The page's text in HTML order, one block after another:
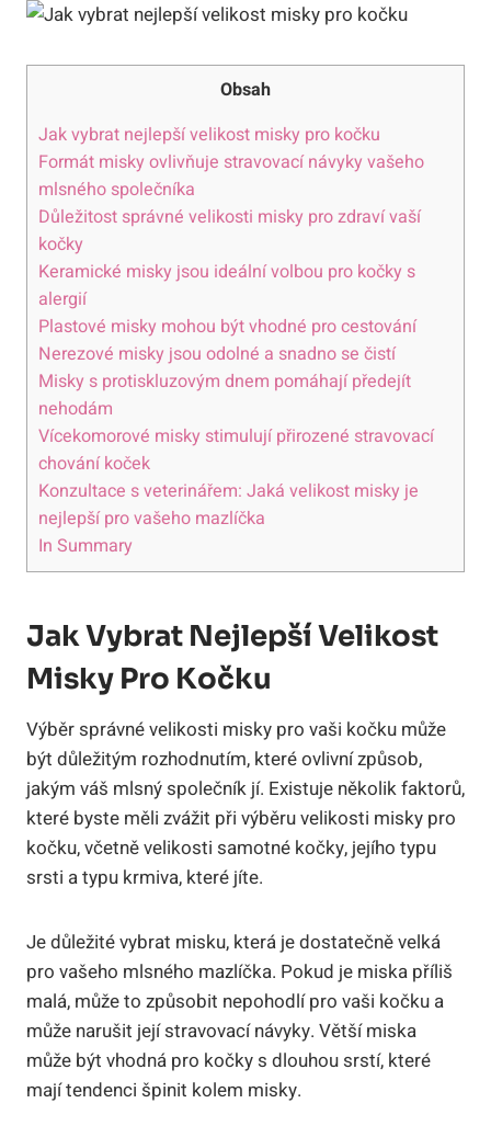
Obsah
Jak vybrat nejlepší velikost misky pro kočku
Formát misky ovlivňuje stravovací návyky vašeho
mlsného společníka
Důležitost správné velikosti misky pro zdraví vaší
kočky
Keramické misky jsou ideální volbou pro kočky s
alergií
Plastové misky mohou být vhodné pro cestování
Nerezové misky jsou odolné a snadno se čistí
Misky s protiskluzovým dnem pomáhají předejít
nehodám
Vícekomorové misky stimulují přirozené stravovací
chování koček
Konzultace s veterinářem: Jaká velikost misky je
nejlepší pro vašeho mazlíčka
In Summary
Jak Vybrat Nejlepší Velikost
Misky Pro Kočku
Výběr správné velikosti misky pro vaši kočku může
být důležitým rozhodnutím, které ovlivní způsob,
jakým váš mlsný společník jí. Existuje několik faktorů,
které byste měli zvážit při výběru velikosti misky pro
kočku, včetně velikosti samotné kočky, jejího typu
srsti a typu krmiva, které jíte.
Je důležité vybrat misku, která je dostatečně velká
pro vašeho mlsného mazlíčka. Pokud je miska příliš
malá, může to způsobit nepohodlí pro vaši kočku a
může narušit její stravovací návyky. Větší miska
může být vhodná pro kočky s dlouhou srstí, které
mají tendenci špinit kolem misky.